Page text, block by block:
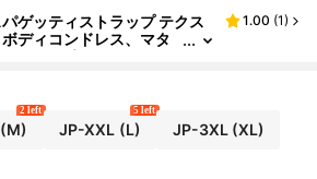
ゲッティストラップ テクス
ディコンドレス、マタ
リミングドレス、デート
ニティガウン、マタニティス
ングドレス、アウトドアバケ
ニティドレス、デイリー着用
ティドレス
1.00 (1)
(M)
2 left
JP-XXL (L)
5 left
JP-3XL(XL)